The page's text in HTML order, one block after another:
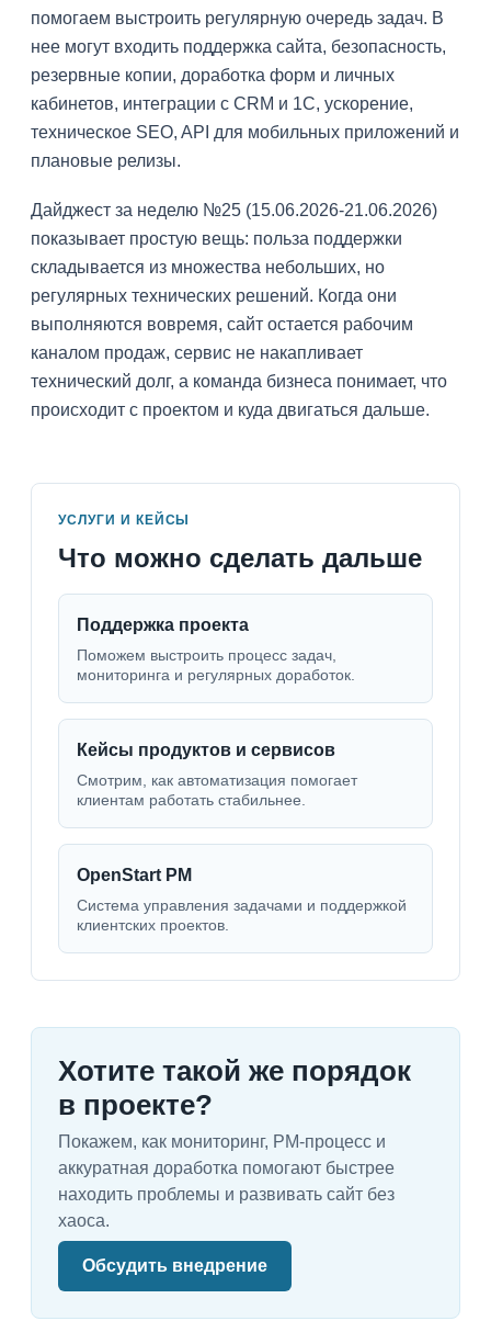
помогаем выстроить регулярную очередь задач. В
нее могут входить поддержка сайта, безопасность,
резервные копии, доработка форм и личных
кабинетов, интеграции с CRM и 1С, ускорение,
техническое SEO, API для мобильных приложений и
плановые релизы.
Дайджест за неделю №25 (15.06.2026-21.06.2026)
показывает простую вещь: польза поддержки
складывается из множества небольших, но
регулярных технических решений. Когда они
выполняются вовремя, сайт остается рабочим
каналом продаж, сервис не накапливает
технический долг, а команда бизнеса понимает, что
происходит с проектом и куда двигаться дальше.
УСЛУГИ И КЕЙСЫ
Что можно сделать дальше
Поддержка проекта
Поможем выстроить процесс задач,
мониторинга и регулярных доработок.
Кейсы продуктов и сервисов
Смотрим, как автоматизация помогает
клиентам работать стабильнее.
OpenStart PM
Система управления задачами и поддержкой
клиентских проектов.
Хотите такой же порядок
в проекте?
Покажем, как мониторинг, PM-процесс и
аккуратная доработка помогают быстрее
находить проблемы и развивать сайт без
хаоса.
Обсудить внедрение